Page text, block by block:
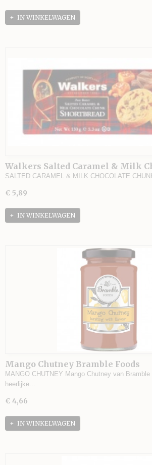
IN WINKELWAGEN
Walkers Salted Caramel & Milk
Shortbread
SALTED CARAMEL & MILK CHOCOLATE
€ 5,89
IN WINKELWAGEN
Mango Chutney Bramble Foods
MANGO CHUTNEY Mango Chutney van
heerlijke…
€ 4,66
IN WINKELWAGEN